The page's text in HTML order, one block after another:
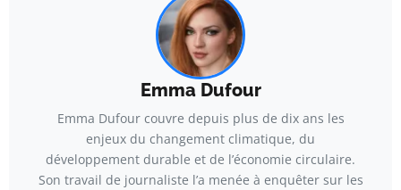
Emma Dufour
Emma Dufour couvre depuis plus de dix ans les
enjeux du changement climatique, du
développement durable et de l’économie circulaire.
Son travail de journaliste l’a menée à enquêter sur les